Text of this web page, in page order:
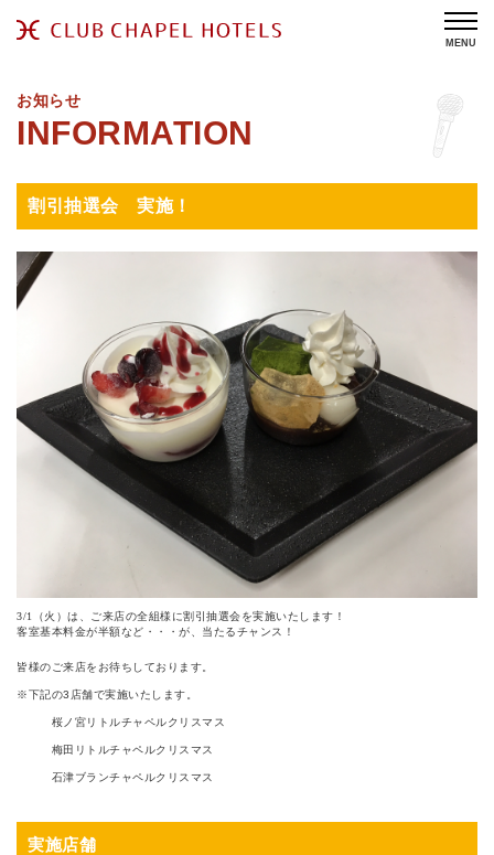
MENU
お知らせ
割引抽選会 実施！
3/1（火）は、ご来店の全組様に割引抽選会を実施いたします！
客室基本料金が半額など・・・が、当たるチャンス！
皆様のご来店をお待ちしております。
※下記の3店舗で実施いたします。
桜ノ宮リトルチャペルクリスマス
梅田リトルチャペルクリスマス
石津ブランチャペルクリスマス
実施店舗